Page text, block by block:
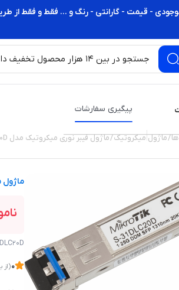
- قیمت - گارانتی - رنگ و ... فقط و فقط از
پیگیری سفارشات
/ماژول میکروتیک/ ماژول فیبر نوری میکروتیک مدل S-31DLC20D
ماژول
0(از